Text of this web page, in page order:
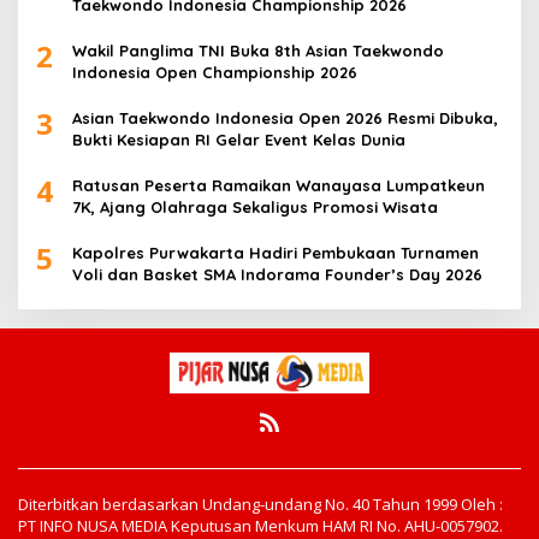
Taekwondo Indonesia Championship 2026
2
Wakil Panglima TNI Buka 8th Asian Taekwondo
Indonesia Open Championship 2026
3
Asian Taekwondo Indonesia Open 2026 Resmi Dibuka,
Bukti Kesiapan RI Gelar Event Kelas Dunia
4
Ratusan Peserta Ramaikan Wanayasa Lumpatkeun
7K, Ajang Olahraga Sekaligus Promosi Wisata
5
Kapolres Purwakarta Hadiri Pembukaan Turnamen
Voli dan Basket SMA Indorama Founder’s Day 2026
Diterbitkan berdasarkan Undang-undang No. 40 Tahun 1999 Oleh :
PT INFO NUSA MEDIA Keputusan Menkum HAM RI No. AHU-0057902.